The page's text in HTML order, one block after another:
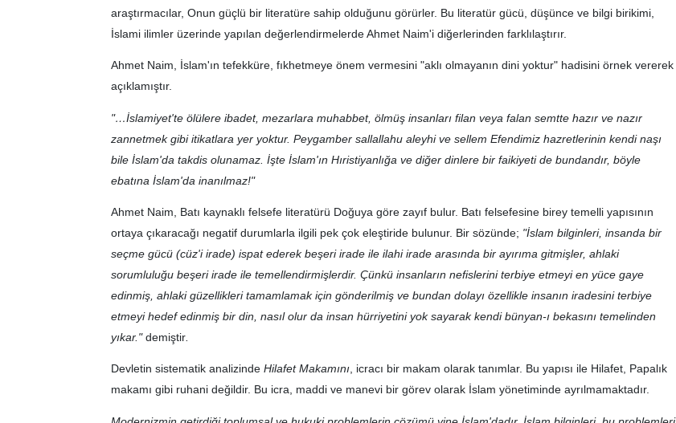
araştırmacılar, Onun güçlü bir literatüre sahip olduğunu görürler. Bu literatür gücü, düşünce ve bilgi birikimi,
İslami ilimler üzerinde yapılan değerlendirmelerde Ahmet Naim'i diğerlerinden farklılaştırır.
Ahmet Naim, İslam'ın tefekküre, fıkhetmeye önem vermesini "aklı olmayanın dini yoktur" hadisini örnek vererek
açıklamıştır.
"…İslamiyet'te ölülere ibadet, mezarlara muhabbet, ölmüş insanları filan veya falan semtte hazır ve nazır
zannetmek gibi itikatlara yer yoktur. Peygamber sallallahu aleyhi ve sellem Efendimiz hazretlerinin kendi naşı
bile İslam'da takdis olunamaz. İşte İslam'ın Hıristiyanlığa ve diğer dinlere bir faikiyeti de bundandır, böyle
ebatına İslam'da inanılmaz!"
Ahmet Naim, Batı kaynaklı felsefe literatürü Doğuya göre zayıf bulur. Batı felsefesine birey temelli yapısının
ortaya çıkaracağı negatif durumlarla ilgili pek çok eleştiride bulunur. Bir sözünde; "İslam bilginleri, insanda bir
seçme gücü (cüz'i irade) ispat ederek beşeri irade ile ilahi irade arasında bir ayırıma gitmişler, ahlaki
sorumluluğu beşeri irade ile temellendirmişlerdir. Çünkü insanların nefislerini terbiye etmeyi en yüce gaye
edinmiş, ahlaki güzellikleri tamamlamak için gönderilmiş ve bundan dolayı özellikle insanın iradesini terbiye
etmeyi hedef edinmiş bir din, nasıl olur da insan hürriyetini yok sayarak kendi bünyan-ı bekasını temelinden
yıkar."demiştir
Devletin sistematik analizinde Hilafet Makamını, icracı bir makam olarak tanımlar. Bu yapısı ile Hilafet, Papalık
makamı gibi ruhani değildir. Bu icra, maddi ve manevi bir görev olarak İslam yönetiminde ayrılmamaktadır.